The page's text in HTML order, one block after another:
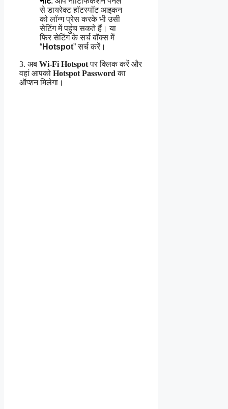
से डायरेक्ट हॉटस्पॉट आइकन
को लॉन्ग प्रेस करके भी उसी
सेटिंग में पहुंच सकते हैं। या
फिर सेटिंग के सर्च बॉक्स में
“Hotspot” सर्च करें।
3. अब Wi-Fi Hotspotपर क्लिक करें और
वहां आपको Hotspot Password का
ऑप्शन मिलेगा।